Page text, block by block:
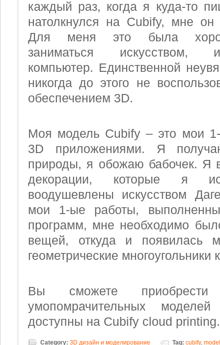
каждый раз, когда я куда-то
натолкнулся на Cubify, мне он
Для меня это была
заниматься искусством,
компьютер. Единственной
никогда до этого не
обеспечением 3D.
Моя модель Cubify – это мои
3D приложениями. Я
природы, я обожаю бабочек. Я
декорации, которые я
воодушевлены искусством
мои 1-ые работы,
программ, мне необходимо
вещей, откуда и появилась
геометрические многоугольники
Вы сможете
умопомрачительных
доступны на Cubify cloud printing.
Category: 3D дизайн и моделирование Tag: cubify, model